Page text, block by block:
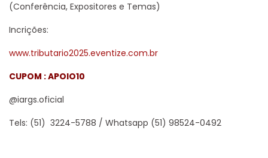
(Conferência, Expositores e Temas)
Incrições:
www.tributario2025.eventize.com.br
CUPOM : APOIO10
@iargs.oficial
Tels: (51) 3224-5788 / Whatsapp (51) 98524-0492